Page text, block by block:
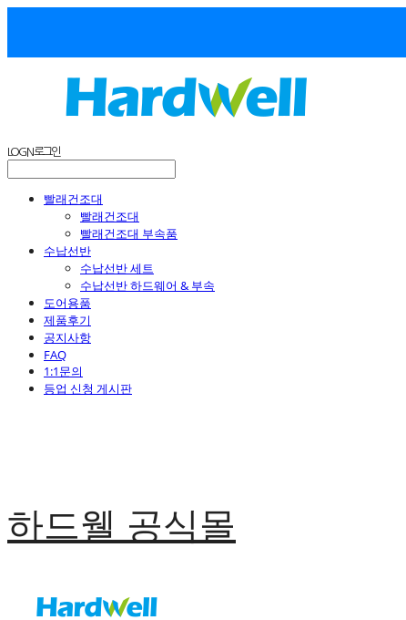
LOG IN로그인
빨래건조대
빨래건조대
빨래건조대 부속품
수납선반
수납선반 세트
수납선반 하드웨어 & 부속
도어용품
제품후기
공지사항
FAQ
1:1문의
등업 신청 게시판
하드웰 공식몰